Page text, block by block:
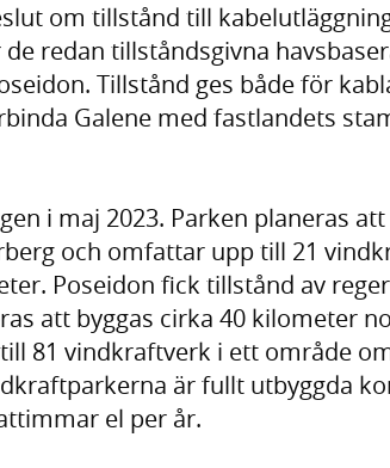
om tillstånd till
redan tillståndsgivna
Tillstånd ges både för
Galene med fastlandets
i maj 2023. Parken planeras att
och omfattar upp till 21
Poseidon fick tillstånd av
att byggas cirka 40 kilometer
81 vindkraftverk i ett område
är fullt utbyggda
el per år.